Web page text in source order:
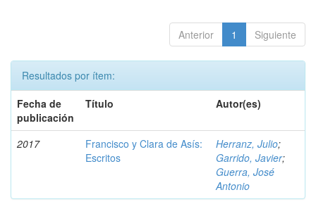
Anterior 1 Siguiente
Resultados por ítem:
Fecha de
publicación
Título Autor(es)
2017
Francisco y Clara de Asís:
Escritos
Herranz, Julio;
Garrido, Javier;
Guerra, José
Antonio